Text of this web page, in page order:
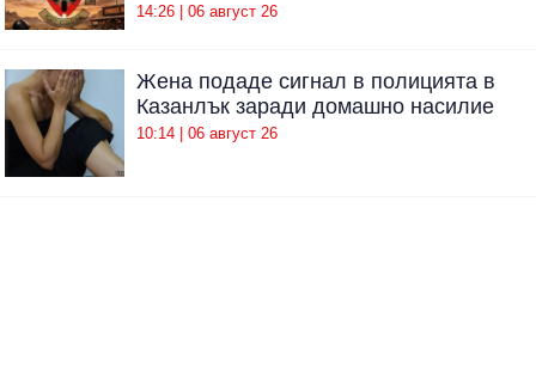
14:26 | 06 август 26
Жена подаде сигнал в полицията в
Казанлък заради домашно насилие
10:14 | 06 август 26